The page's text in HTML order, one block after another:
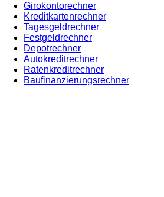
Girokontorechner
Kreditkartenrechner
Tagesgeldrechner
Festgeldrechner
Depotrechner
Autokreditrechner
Ratenkreditrechner
Baufinanzierungsrechner